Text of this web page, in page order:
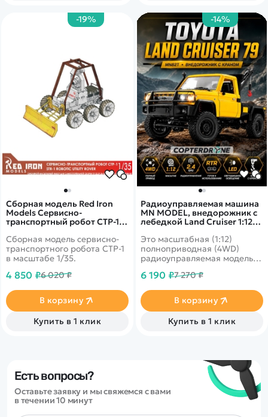
-19%
Сборная модель Red Iron
Models Сервисно-
транспортный робот СТР-1,
Сборная модель сервисно-
транспортного робота СТР-1
в масштабе 1/35.
4 850 ₽6 020 ₽
В корзину
Купить в 1 клик
-14%
Радиоуправляемая машина
MN MODEL, внедорожник с
лебедкой Land Cruiser 1:12,
YELLOW
Это масштабная (1:12)
полноприводная (4WD)
радиоуправляемая модель
предназначенная для
Модель сочетает в себе
высокую проходимость по
бездорожью с
функциональной крановой
впечатляющую инженерную
6 190 ₽7 270 ₽
В корзину
Купить в 1 клик
Есть вопросы?
Оставьте заявку и мы свяжемся с вами
в течении 10 минут